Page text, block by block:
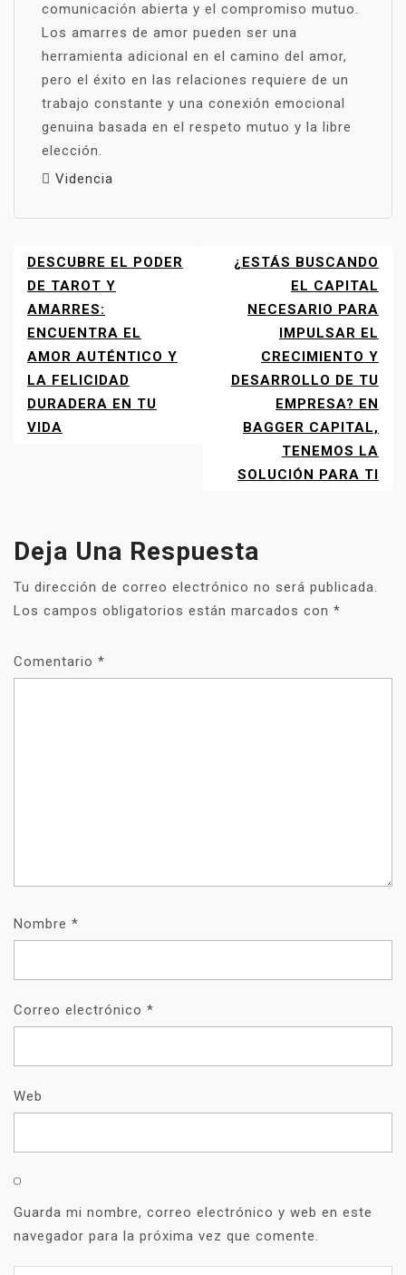
comunicación abierta y el compromiso mutuo.
Los amarres de amor pueden ser una
herramienta adicional en el camino del amor,
pero el éxito en las relaciones requiere de un
trabajo constante y una conexión emocional
genuina basada en el respeto mutuo y la libre
elección.
Videncia
NAVEGACIÓN
DE
ENTRADAS
DESCUBRE EL PODER
DE TAROT Y
AMARRES:
ENCUENTRA EL
AMOR AUTÉNTICO Y
LA FELICIDAD
DURADERA EN TU
VIDA
¿ESTÁS BUSCANDO
EL CAPITAL
NECESARIO PARA
IMPULSAR EL
CRECIMIENTO Y
DESARROLLO DE TU
EMPRESA? EN
BAGGER CAPITAL,
TENEMOS LA
SOLUCIÓN PARA TI
Deja Una Respuesta
Tu dirección de correo electrónico no será publicada.
Los campos obligatorios están marcados con *
Comentario *
Nombre *
Correo electrónico *
Web
Guarda mi nombre, correo electrónico y web en este
navegador para la próxima vez que comente.